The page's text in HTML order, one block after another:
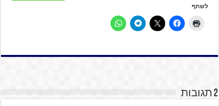
לשתף
2 תגובות